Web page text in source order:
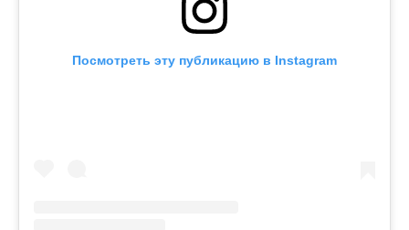
Посмотреть эту публикацию в Instagram